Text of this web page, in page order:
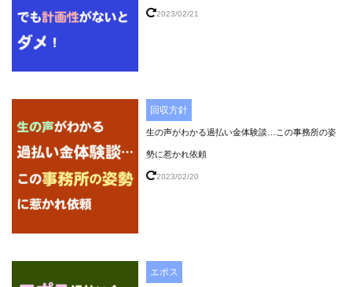
2023/02/21
回収方針
生の声がわかる過払い金体験談…この事務所の姿
勢に惹かれ依頼
2023/02/20
エポス